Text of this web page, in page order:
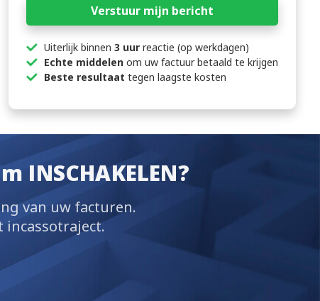
Verstuur mijn bericht
Uiterlijk binnen 3 uurreactie (op werkdagen)
Echte middelenom uw factuur betaald te krijgen
Beste resultaat tegen laagste kosten
INSCHAKELEN?
van uw facturen.
incassotraject.